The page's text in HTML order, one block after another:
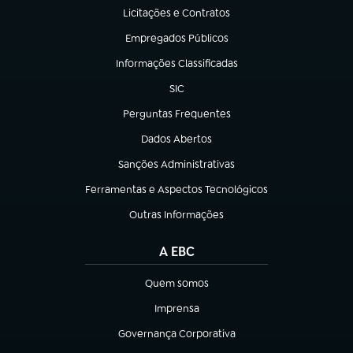
Licitações e Contratos
(abre em nova aba)
Empregados Públicos
(abre em nova aba)
Informações Classificadas
(abre em nova aba)
SIC
(abre em nova aba)
Perguntas Frequentes
(abre em nova aba)
Dados Abertos
(abre em nova aba)
Sanções Administrativas
(abre em nova aba)
Ferramentas e Aspectos Tecnológicos
(abre em nova aba)
Outras Informações
(abre em nova aba)
A EBC
Quem somos
(abre em nova aba)
Imprensa
(abre em nova aba)
Governança Corporativa
(abre em nova aba)